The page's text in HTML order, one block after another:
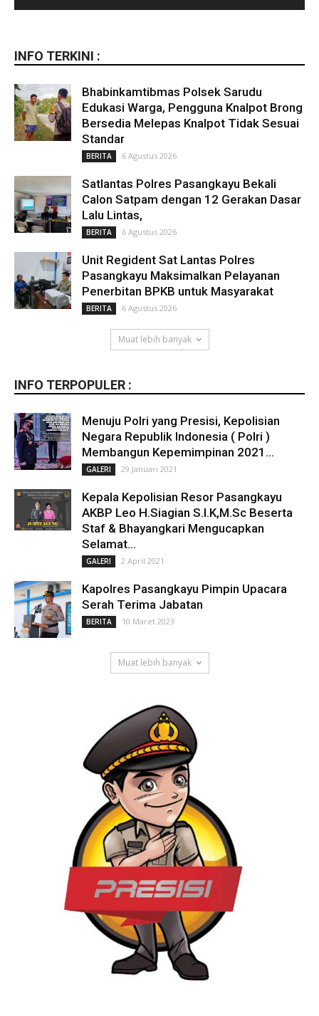
INFO TERKINI :
Bhabinkamtibmas Polsek Sarudu
Edukasi Warga, Pengguna Knalpot Brong
Bersedia Melepas Knalpot Tidak Sesuai
Standar
BERITA 6 Agustus 2026
Satlantas Polres Pasangkayu Bekali
Calon Satpam dengan 12 Gerakan Dasar
Lalu Lintas,
BERITA 6 Agustus 2026
Unit Regident Sat Lantas Polres
Pasangkayu Maksimalkan Pelayanan
Penerbitan BPKB untuk Masyarakat
BERITA 6 Agustus 2026
Muat lebih banyak
INFO TERPOPULER :
Menuju Polri yang Presisi, Kepolisian
Negara Republik Indonesia ( Polri )
Membangun Kepemimpinan 2021...
GALERI 29 Januari 2021
Kepala Kepolisian Resor Pasangkayu
AKBP Leo H.Siagian S.I.K,M.Sc Beserta
Staf & Bhayangkari Mengucapkan
Selamat...
GALERI 2 April 2021
Kapolres Pasangkayu Pimpin Upacara
Serah Terima Jabatan
BERITA 10 Maret 2023
Muat lebih banyak